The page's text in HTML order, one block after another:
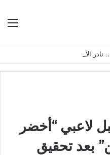
لاعبي “أخضر
بعد تحقيق